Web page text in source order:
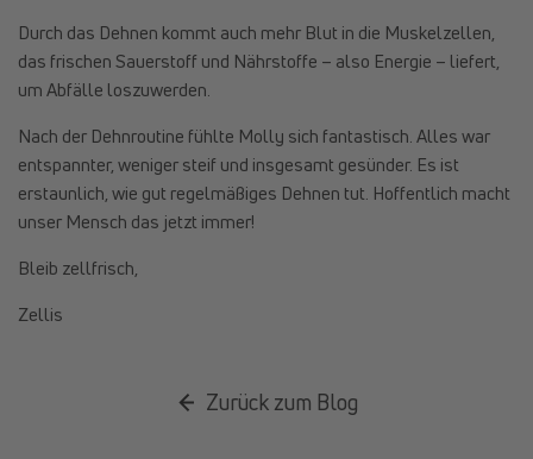
Durch das Dehnen kommt auch mehr Blut in die Muskelzellen,
das frischen Sauerstoff und Nährstoffe – also Energie – liefert,
um Abfälle loszuwerden.
Nach der Dehnroutine fühlte Molly sich fantastisch. Alles war
entspannter, weniger steif und insgesamt gesünder. Es ist
erstaunlich, wie gut regelmäßiges Dehnen tut. Hoffentlich macht
unser Mensch das jetzt immer!
Bleib zellfrisch,
Zellis
Zurück zum Blog